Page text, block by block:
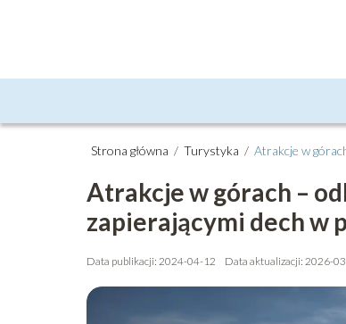
Strona główna / Turystyka / Atrakcje w
Atrakcje w górach –
zapierającymi dech w
Data publikacji: 2024-04-12 Data aktualizacji: 2026-